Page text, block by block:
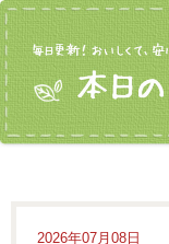
2026年07月08日